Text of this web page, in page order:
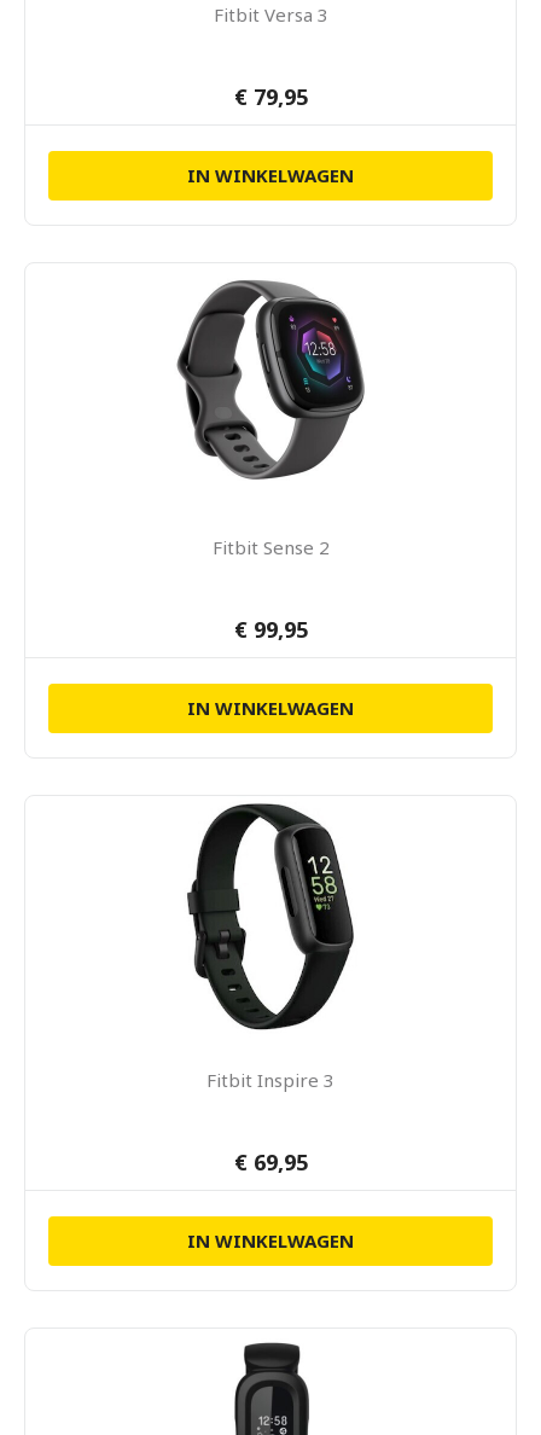
Fitbit Versa 3
€ 79,95
IN WINKELWAGEN
Fitbit Sense 2
€ 99,95
IN WINKELWAGEN
Fitbit Inspire 3
€ 69,95
IN WINKELWAGEN